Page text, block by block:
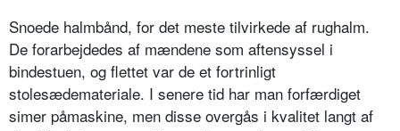
Snoede halmbånd, for det meste tilvirkede af rughalm.
De forarbejdedes af mændene som aftensyssel i
bindestuen, og flettet var de et fortrinligt
stolesædemateriale. I senere tid har man forfærdiget
simer påmaskine, men disse overgås i kvalitet langt af